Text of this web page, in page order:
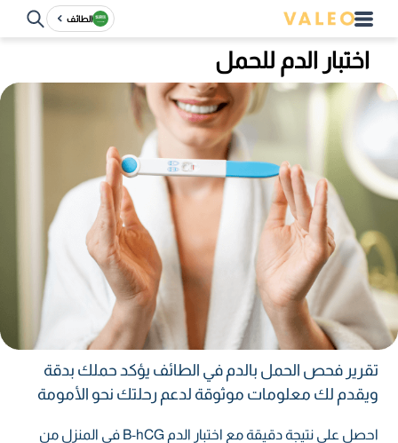
الطائف
اختبار الدم للحمل
تقرير فحص الحمل بالدم في الطائف يؤكد حملك بدقة
ويقدم لك معلومات موثوقة لدعم رحلتك نحو الأمومة
احصل على نتيجة دقيقة مع اختبار الدم B-hCG في المنزل من